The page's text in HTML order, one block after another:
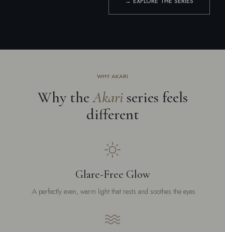
WHY AKARI
Why theAkariseries feels
different
Glare-Free Glow
A perfectly even, warm light that rests and soothes the eyes.